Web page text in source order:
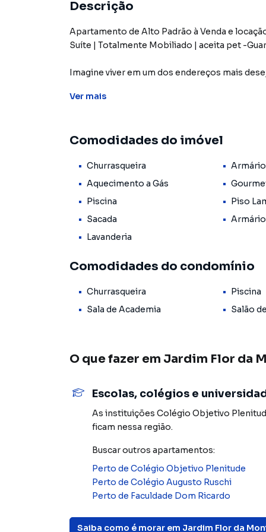
Descrição
Apartamento de Alto Padrão à Venda e
Suíte | Totalmente Mobiliado | aceita pet -
Imagine viver em um dos endereços mais
entre design contemporâneo, excelente
Com 68 m² muito bem distribuídos, o imóvel
aconchego, permitindo que você desfrute do
Seja para morar com sua família ou para
valorização e excelente liquidez.
forma harmoniosa, com decoração moderna,
proporcionam uma atmosfera acolhedora e
tranquilidade. Os banheiros apresentam
funcionalidade.
A área de serviço é reservada e bem
Todo o imóvel está mobiliado, permitindo
adicionais.
Condomínio Clube com Estrutura de Resort
O Residencial Cidade Maia é referência em
Ver mais
Comodidades do imóvel
Churrasqueira
Aquecimento a Gás
Piscina
Piso
Sacada
Lavanderia
Comodidades do condomínio
Churrasqueira Piscina
Sala de Academia
Salão
O que fazer em Jardim Flor da
Escolas, colégios e
As instituições Colégio Objetivo
ficam nessa região.
Buscar outros apartamentos:
Perto de Colégio Objetivo Plenitude
Perto de Colégio Augusto Ruschi
Perto de Faculdade Dom Ricardo
Saiba como é morar em Jardim Flor da